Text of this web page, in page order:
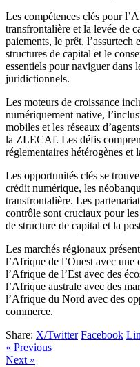
Les compétences clés pour
transfrontalière et la levée de
paiements, le prêt, l’assurtech
structures de capital et le
essentiels pour naviguer dans
juridictionnels.
Les moteurs de croissance
numériquement native,
mobiles et les réseaux
la ZLECAf. Les défis
réglementaires hétérogènes et
Les opportunités clés se
crédit numérique, les
transfrontalière. Les
contrôle sont cruciaux pour
de structure de capital et la
Les marchés régionaux
l’Afrique de l’Ouest avec une
l’Afrique de l’Est avec des
l’Afrique australe avec des
l’Afrique du Nord avec des
commerce.
Share: X/Twitter Facebook
« Previous
Next »